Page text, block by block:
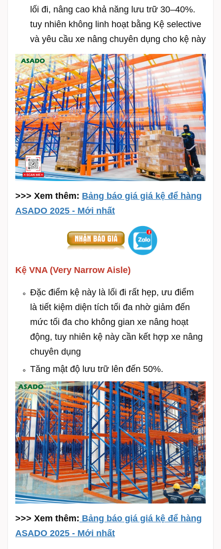
lối đi, nâng cao khả năng lưu trữ 30–40%.
tuy nhiên không linh hoạt bằng Kệ selective
và yêu cầu xe nâng chuyên dụng cho kệ này
>>> Xem thêm: Bảng báo giá giá kệ để hàng
ASADO 2025 - Mới nhất
Kệ VNA (Very Narrow Aisle)
Đặc điểm kệ này là lối đi rất hẹp, ưu điểm
là tiết kiệm diện tích tối đa nhờ giảm đến
mức tối đa cho không gian xe nâng hoạt
động, tuy nhiên kệ này cần kết hợp xe nâng
chuyên dụng
Tăng mật độ lưu trữ lên đến 50%.
>>> Xem thêm: Bảng báo giá giá kệ để hàng
ASADO 2025 - Mới nhất